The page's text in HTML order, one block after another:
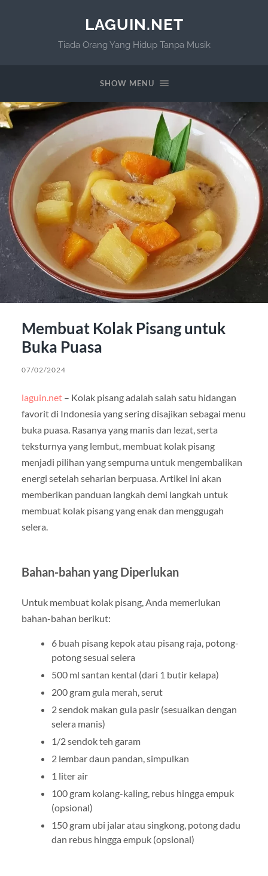
LAGUIN.NET
Tiada Orang Yang Hidup Tanpa Musik
SHOW MENU
Membuat Kolak Pisang untuk
Buka Puasa
07/02/2024
laguin.net– Kolak pisang adalah salah satu hidangan
favorit di Indonesia yang sering disajikan sebagai menu
buka puasa. Rasanya yang manis dan lezat, serta
teksturnya yang lembut, membuat kolak pisang
menjadi pilihan yang sempurna untuk mengembalikan
energi setelah seharian berpuasa. Artikel ini akan
memberikan panduan langkah demi langkah untuk
membuat kolak pisang yang enak dan menggugah
selera.
Bahan-bahan yang Diperlukan
Untuk membuat kolak pisang, Anda memerlukan
bahan-bahan berikut:
6 buah pisang kepok atau pisang raja, potong-
potong sesuai selera
500 ml santan kental (dari 1 butir kelapa)
200 gram gula merah, serut
2 sendok makan gula pasir (sesuaikan dengan
selera manis)
1/2 sendok teh garam
2 lembar daun pandan, simpulkan
1 liter air
100 gram kolang-kaling, rebus hingga empuk
(opsional)
150 gram ubi jalar atau singkong, potong dadu
dan rebus hingga empuk (opsional)